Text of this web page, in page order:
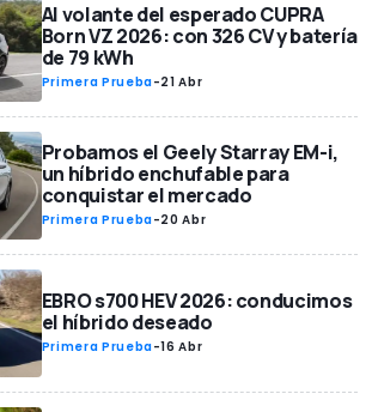
Al volante del esperado CUPRA
Born VZ 2026: con 326 CV y batería
de 79 kWh
Primera Prueba-21 Abr
Probamos el Geely Starray EM-i,
un híbrido enchufable para
conquistar el mercado
Primera Prueba-20 Abr
EBRO s700 HEV 2026: conducimos
el híbrido deseado
Primera Prueba-16 Abr